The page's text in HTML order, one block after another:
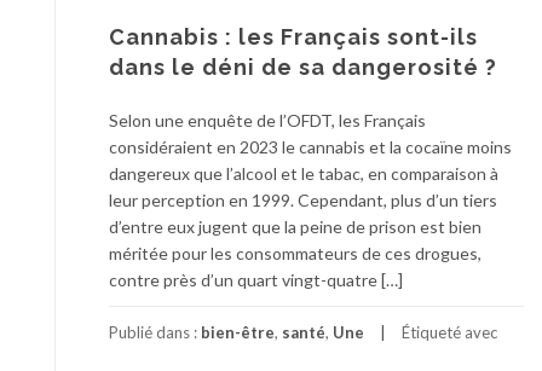
Cannabis : les Français sont-ils
dans le déni de sa dangerosité ?
Selon une enquête de l’OFDT, les Français
considéraient en 2023 le cannabis et la cocaïne moins
dangereux que l’alcool et le tabac, en comparaison à
leur perception en 1999. Cependant, plus d’un tiers
d’entre eux jugent que la peine de prison est bien
méritée pour les consommateurs de ces drogues,
contre près d’un quart vingt-quatre […]
Publié dans : bien-être, santé, Une Étiqueté avec